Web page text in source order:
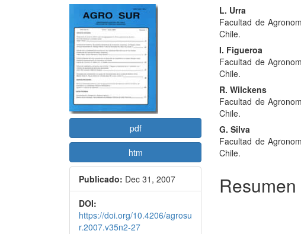
Barra
lateral
del
artículo
pdf
htm
Publicado: Dec 31, 2007
DOI:
https://doi.org/10.4206/agrosu
r.2007.v35n2-27
Contenido
principal
del
artículo
L. Urra
Facultad de
Chile.
I. Figueroa
Facultad de
Chile.
R. Wilckens
Facultad de
Chile.
G. Silva
Facultad de
Chile.
Resumen